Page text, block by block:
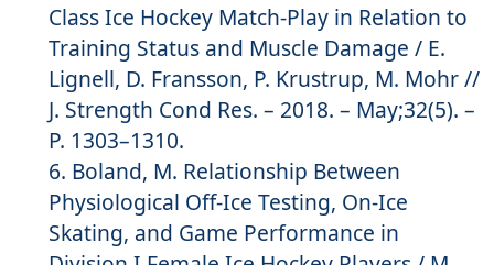
Class Ice Hockey Match-Play in Relation to
Training Status and Muscle Damage / E.
Lignell, D. Fransson, P. Krustrup, M. Mohr //
J. Strength Cond Res. – 2018. – May;32(5). –
Р. 1303–1310.
Boland, M. Relationship Between
Physiological Off-Ice Testing, On-Ice
Skating, and Game Performance in